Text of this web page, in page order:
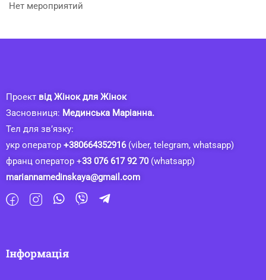
Нет мероприятий
Проект від Жінок для Жінок
Засновниця: Мединська Маріанна.
Тел для зв’язку:
укр оператор +380664352916(viber, telegram, whatsapp)
франц оператор +33 076 617 92 70(whatsapp)
mariannamedinskaya@gmail.com
Інформація